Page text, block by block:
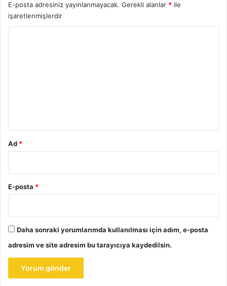
E-posta adresiniz yayınlanmayacak. Gerekli alanlar * ile
işaretlenmişlerdir
Ad *
E-posta *
Daha sonraki yorumlarımda kullanılması için adım, e-posta
adresim ve site adresim bu tarayıcıya kaydedilsin.